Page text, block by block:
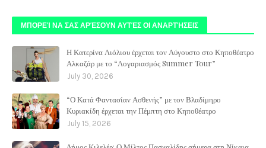
ΜΠΟΡΕΊ ΝΑ ΣΑΣ ΑΡΈΣΟΥΝ ΑΥΤΈΣ ΟΙ ΑΝΑΡΤΉΣΕΙΣ
Η Κατερίνα Λιόλιου έρχεται τον Αύγουστο στο Κηποθέατρο
Αλκαζάρ με το “Λογαριασμός Summer Tour”
July 30, 2026
“Ο Κατά Φαντασίαν Ασθενής” με τον Βλαδίμηρο
Κυριακίδη έρχεται την Πέμπτη στο Κηποθέατρο
July 15, 2026